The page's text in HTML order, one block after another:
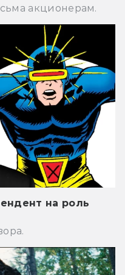
акционерам.
на роль